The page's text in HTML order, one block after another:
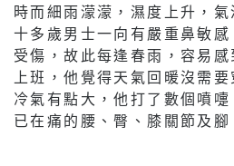
時而細雨濛濛，濕度上升，
十多歲男士一向有嚴重鼻敏
受傷，故此每逢春雨，容易
上班，他覺得天氣回暖沒需
冷氣有點大，他打了數個噴
已在痛的腰、臀、膝關節及腳